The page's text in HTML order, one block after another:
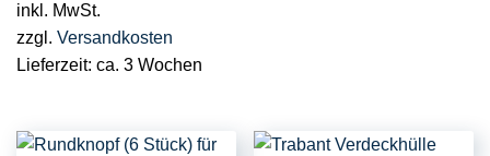
inkl. MwSt.
zzgl. Versandkosten
Lieferzeit: ca. 3 Wochen